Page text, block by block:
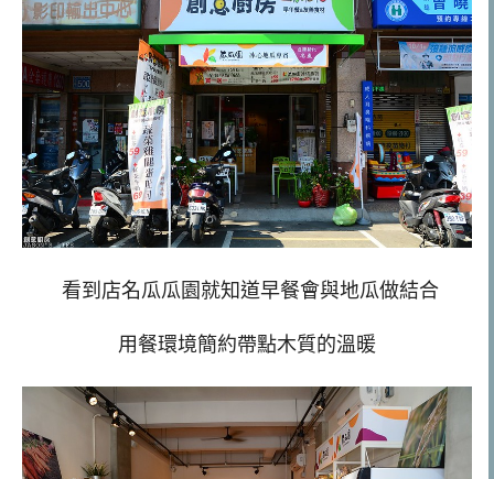
看到店名瓜瓜園就知道早餐會與地瓜做結合
用餐環境簡約帶點木質的溫暖